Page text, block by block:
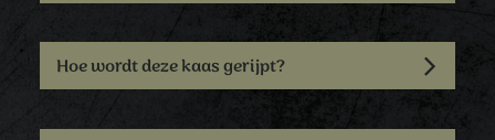
Hoe wordt deze kaas gerijpt?